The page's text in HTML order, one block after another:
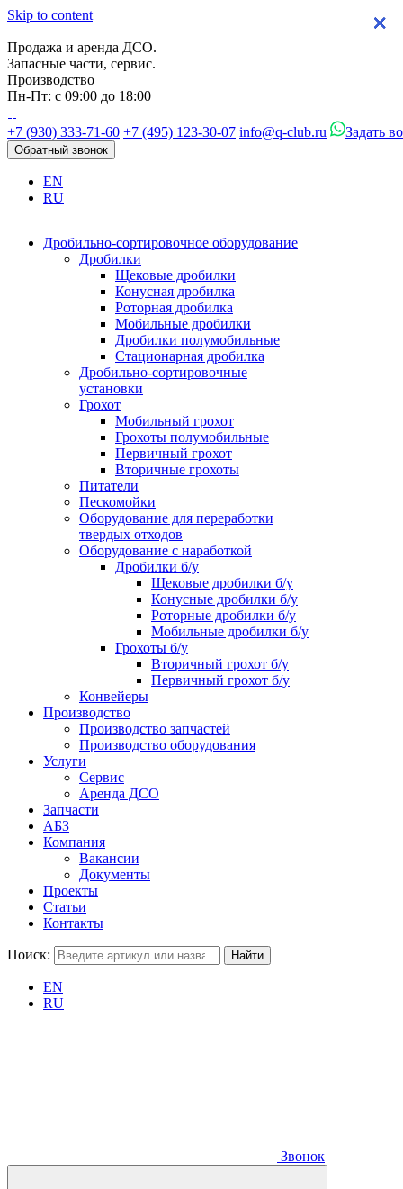
Skip to content
Продажа и аренда ДСО.
Запасные части, сервис.
Производство
Пн-Пт: с 09:00 до 18:00
+7 (930) 333-71-60 +7 (495) 123-30-07 info@q-club.ru Задать
Обратный звонок
EN
RU
Дробильно-сортировочное оборудование
Дробилки
Щековые дробилки
Конусная дробилка
Роторная дробилка
Мобильные дробилки
Дробилки полумобильные
Стационарная дробилка
Дробильно-сортировочные
установки
Грохот
Мобильный грохот
Грохоты полумобильные
Первичный грохот
Вторичные грохоты
Питатели
Пескомойки
Оборудование для переработки
твердых отходов
Оборудование с наработкой
Дробилки б/у
Щековые дробилки б/у
Конусные дробилки б/у
Роторные дробилки б/у
Мобильные дробилки б/у
Грохоты б/у
Вторичный грохот б/у
Первичный грохот б/у
Конвейеры
Производство
Производство запчастей
Производство оборудования
Услуги
Сервис
Аренда ДСО
Запчасти
АБЗ
Компания
Вакансии
Документы
Проекты
Статьи
Контакты
Поиск:
EN
RU
Звонок
×
×
×
×